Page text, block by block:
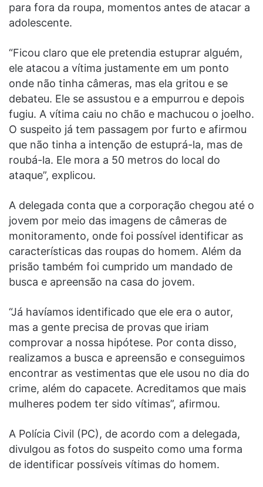
para fora da roupa, momentos antes de atacar a
adolescente.
“Ficou claro que ele pretendia estuprar alguém,
ele atacou a vítima justamente em um ponto
onde não tinha câmeras, mas ela gritou e se
debateu. Ele se assustou e a empurrou e depois
fugiu. A vítima caiu no chão e machucou o joelho.
O suspeito já tem passagem por furto e afirmou
que não tinha a intenção de estuprá-la, mas de
roubá-la. Ele mora a 50 metros do local do
ataque”, explicou.
A delegada conta que a corporação chegou até o
jovem por meio das imagens de câmeras de
monitoramento, onde foi possível identificar as
características das roupas do homem. Além da
prisão também foi cumprido um mandado de
busca e apreensão na casa do jovem.
“Já havíamos identificado que ele era o autor,
mas a gente precisa de provas que iriam
comprovar a nossa hipótese. Por conta disso,
realizamos a busca e apreensão e conseguimos
encontrar as vestimentas que ele usou no dia do
crime, além do capacete. Acreditamos que mais
mulheres podem ter sido vítimas”, afirmou.
A Polícia Civil (PC), de acordo com a delegada,
divulgou as fotos do suspeito como uma forma
de identificar possíveis vítimas do homem.